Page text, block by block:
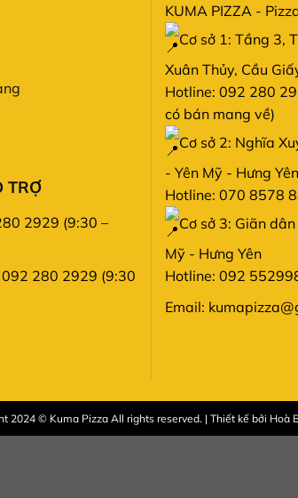
TRỢ
2929 (9:30 –
092 280 2929 (9:30
KUMA PIZZA -
Cơ sở 1: Tầng 3,
Xuân Thủy, Cầu
Hotline: 092 280
có bán mang về)
Cơ sở 2: Nghĩa
- Yên Mỹ - Hưng Yên
Hotline: 070 8578
Cơ sở 3: Giãn
Mỹ - Hưng Yên
Hotline: 092
Email:
2024 © Kuma Pizza All rights reserved. | Thiết kế bởi Hoà